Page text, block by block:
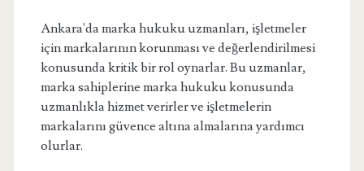
Ankara'da marka hukuku uzmanları, işletmeler
için markalarının korunması ve değerlendirilmesi
konusunda kritik bir rol oynarlar. Bu uzmanlar,
marka sahiplerine marka hukuku konusunda
uzmanlıkla hizmet verirler ve işletmelerin
markalarını güvence altına almalarına yardımcı
olurlar.